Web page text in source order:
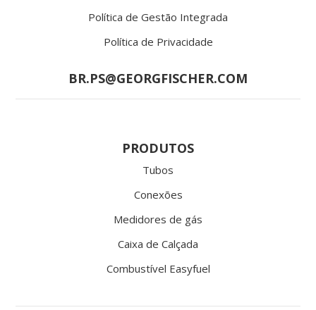
Política de Gestão Integrada
Política de Privacidade
BR.PS@GEORGFISCHER.COM
PRODUTOS
Tubos
Conexões
Medidores de gás
Caixa de Calçada
Combustível Easyfuel